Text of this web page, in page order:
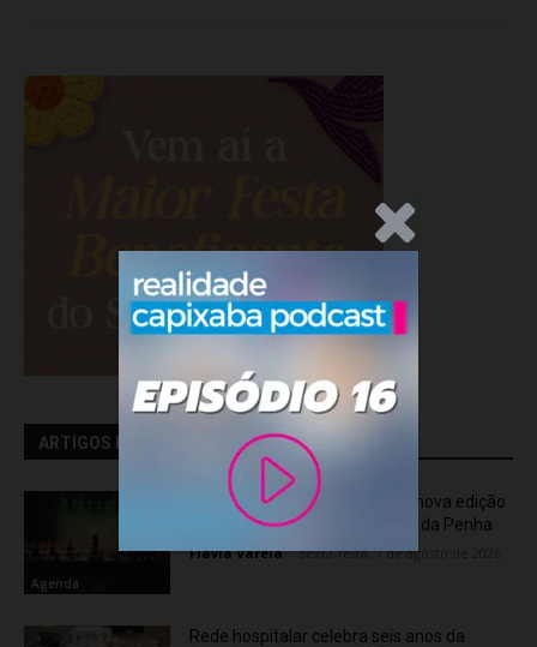
ARTIGOS RELACIONADOS
Agenda
OCA Sinfônica é a atração da nova edição
do “Som na Sexta” em Jardim da Penha
Flávia Varela - sexta-feira, 7 de agosto de 2026
Rede hospitalar celebra seis anos da